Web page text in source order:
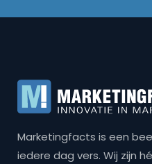
Marketingfacts is een
iedere dag vers. Wij zijn